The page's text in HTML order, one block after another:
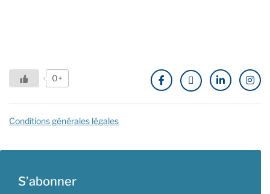
0+
Conditions générales légales
S’abonner